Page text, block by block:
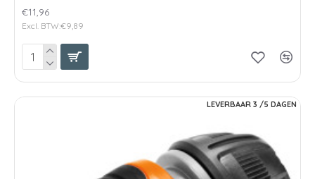
€11,96
Excl. BTW:€9,89
LEVERBAAR 3 /5 DAGEN